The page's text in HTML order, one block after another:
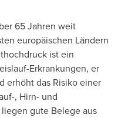
65 Jahren weit
europäischen Ländern
ist ein
Erkrankungen, er
erhöht das Risiko einer
, Hirn- und
gute Belege aus